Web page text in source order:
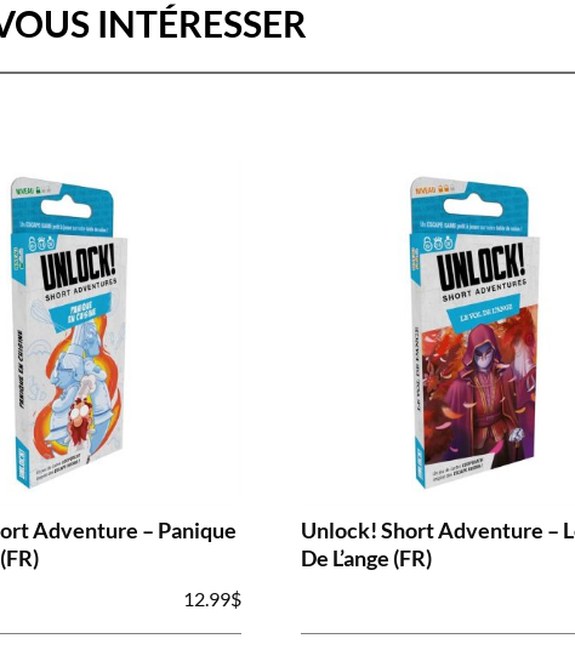
INTÉRESSER
Adventure – Panique
12.99$
Unlock! Short Adventure –
De L’ange (FR)